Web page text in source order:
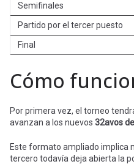
Semifinales
Partido por el tercer puesto
Final
Cómo
Por primera vez, el torneo
avanzan a los nuevos 32avos
Este formato ampliado implica
tercero todavía deja abierta la